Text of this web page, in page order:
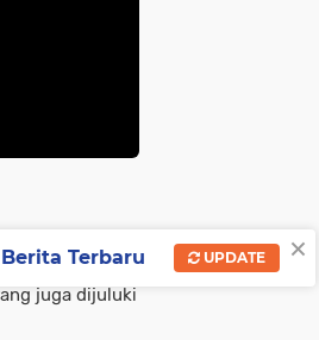
sudah
sosial,
juga dijuluki
×
Berita Terbaru UPDATE